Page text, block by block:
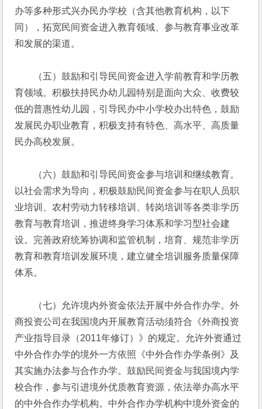
办等多种形式兴办民办学校（含其他教育机构，以下
同），拓宽民间资金进入教育领域、参与教育事业改革
和发展的渠道。
（五）鼓励和引导民间资金进入学前教育和学历教
育领域。积极扶持民办幼儿园特别是面向大众、收费较
低的普惠性幼儿园，引导民办中小学校办出特色，鼓励
发展民办职业教育，积极支持有特色、高水平、高质量
民办高校发展。
（六）鼓励和引导民间资金参与培训和继续教育。
以社会需求为导向，积极鼓励民间资金参与在职人员职
业培训、农村劳动力转移培训、转岗培训等各类非学历
教育与教育培训，推进终身学习体系和学习型社会建
设。完善政府统筹协调和监管机制，培育、规范非学历
教育和教育培训发展环境，建立健全培训服务质量保障
体系。
（七）允许境内外资金依法开展中外合作办学。外
商投资公司在我国境内开展教育活动须符合《外商投资
产业指导目录（2011年修订）》的规定。允许外资通过
中外合作办学的境外一方依照《中外合作办学条例》及
其实施办法参与合作办学。鼓励民间资金与我国境内学
校合作，参与引进境外优质教育资源，依法举办高水平
的中外合作办学机构。中外合作办学机构中境外资金的